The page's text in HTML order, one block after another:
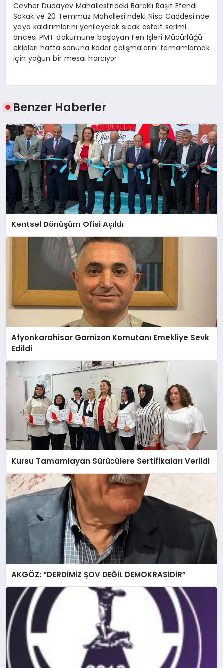
Cevher Dudayev Mahallesi’ndeki Baraklı Raşit Efendi
Sokak ve 20 Temmuz Mahallesi’ndeki Nisa Caddesi’nde
yaya kaldırımlarını yenileyerek sıcak asfalt serimi
öncesi PMT dökümüne başlayan Fen İşleri Müdürlüğü
ekipleri hafta sonuna kadar çalışmalarını tamamlamak
için yoğun bir mesai harcıyor.
Benzer Haberler
Kentsel Dönüşüm Ofisi Açıldı
Afyonkarahisar Garnizon Komutanı Emekliye Sevk
Edildi
Kursu Tamamlayan Sürücülere Sertifikaları Verildi
AKGÖZ: “DERDİMİZ ŞOV DEĞİL DEMOKRASİDİR”